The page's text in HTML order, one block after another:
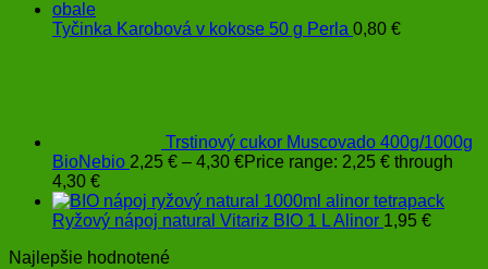
Tyčinka Karobová v kokose 50 g Perla 0,80 €
Trstinový cukor Muscovado 400g/1000g
BioNebio 2,25 € – 4,30 €Price range: 2,25 € through
4,30 €
Ryžový nápoj natural Vitariz BIO 1 L Alinor 1,95 €
Najlepšie hodnotené